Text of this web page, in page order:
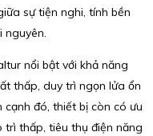
sự tiện nghi, tính bền
nguyên.
nổi bật với khả năng
thấp, duy trì ngọn lửa ổn
cạnh đó, thiết bị còn có ưu
thấp, tiêu thụ điện năng